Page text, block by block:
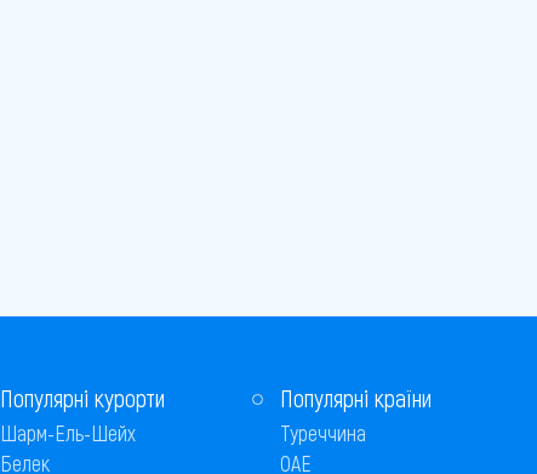
Популярні курорти
Шарм-Ель-Шейх
Белек
Популярні країни
Туреччина
ОАЕ